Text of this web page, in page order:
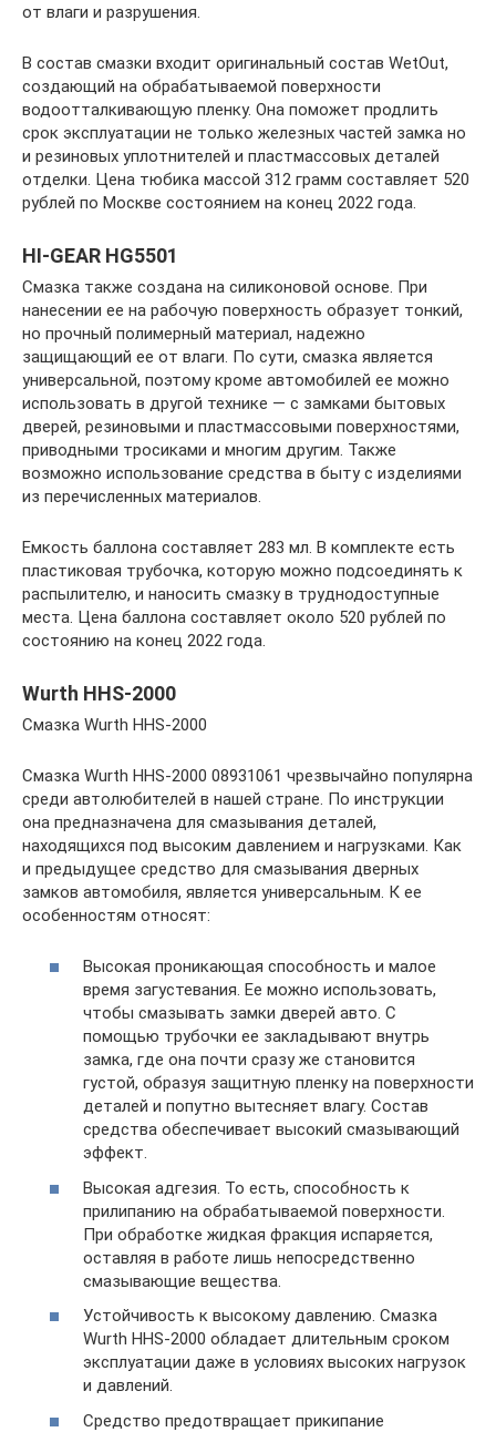
от влаги и разрушения.
В состав смазки входит оригинальный состав WetOut,
создающий на обрабатываемой поверхности
водоотталкивающую пленку. Она поможет продлить
срок эксплуатации не только железных частей замка но
и резиновых уплотнителей и пластмассовых деталей
отделки. Цена тюбика массой 312 грамм составляет 520
рублей по Москве состоянием на конец 2022 года.
HI-GEAR HG5501
Смазка также создана на силиконовой основе. При
нанесении ее на рабочую поверхность образует тонкий,
но прочный полимерный материал, надежно
защищающий ее от влаги. По сути, смазка является
универсальной, поэтому кроме автомобилей ее можно
использовать в другой технике — с замками бытовых
дверей, резиновыми и пластмассовыми поверхностями,
приводными тросиками и многим другим. Также
возможно использование средства в быту с изделиями
из перечисленных материалов.
Емкость баллона составляет 283 мл. В комплекте есть
пластиковая трубочка, которую можно подсоединять к
распылителю, и наносить смазку в труднодоступные
места. Цена баллона составляет около 520 рублей по
состоянию на конец 2022 года.
Wurth HHS-2000
Смазка Wurth HHS-2000
Смазка Wurth HHS-2000 08931061 чрезвычайно популярна
среди автолюбителей в нашей стране. По инструкции
она предназначена для смазывания деталей,
находящихся под высоким давлением и нагрузками. Как
и предыдущее средство для смазывания дверных
замков автомобиля, является универсальным. К ее
особенностям относят:
Высокая проникающая способность и малое
время загустевания. Ее можно использовать,
чтобы смазывать замки дверей авто. С
помощью трубочки ее закладывают внутрь
замка, где она почти сразу же становится
густой, образуя защитную пленку на поверхности
деталей и попутно вытесняет влагу. Состав
средства обеспечивает высокий смазывающий
эффект.
Высокая адгезия. То есть, способность к
прилипанию на обрабатываемой поверхности.
При обработке жидкая фракция испаряется,
оставляя в работе лишь непосредственно
смазывающие вещества.
Устойчивость к высокому давлению. Смазка
Wurth HHS-2000 обладает длительным сроком
эксплуатации даже в условиях высоких нагрузок
и давлений.
Средство предотвращает прикипание